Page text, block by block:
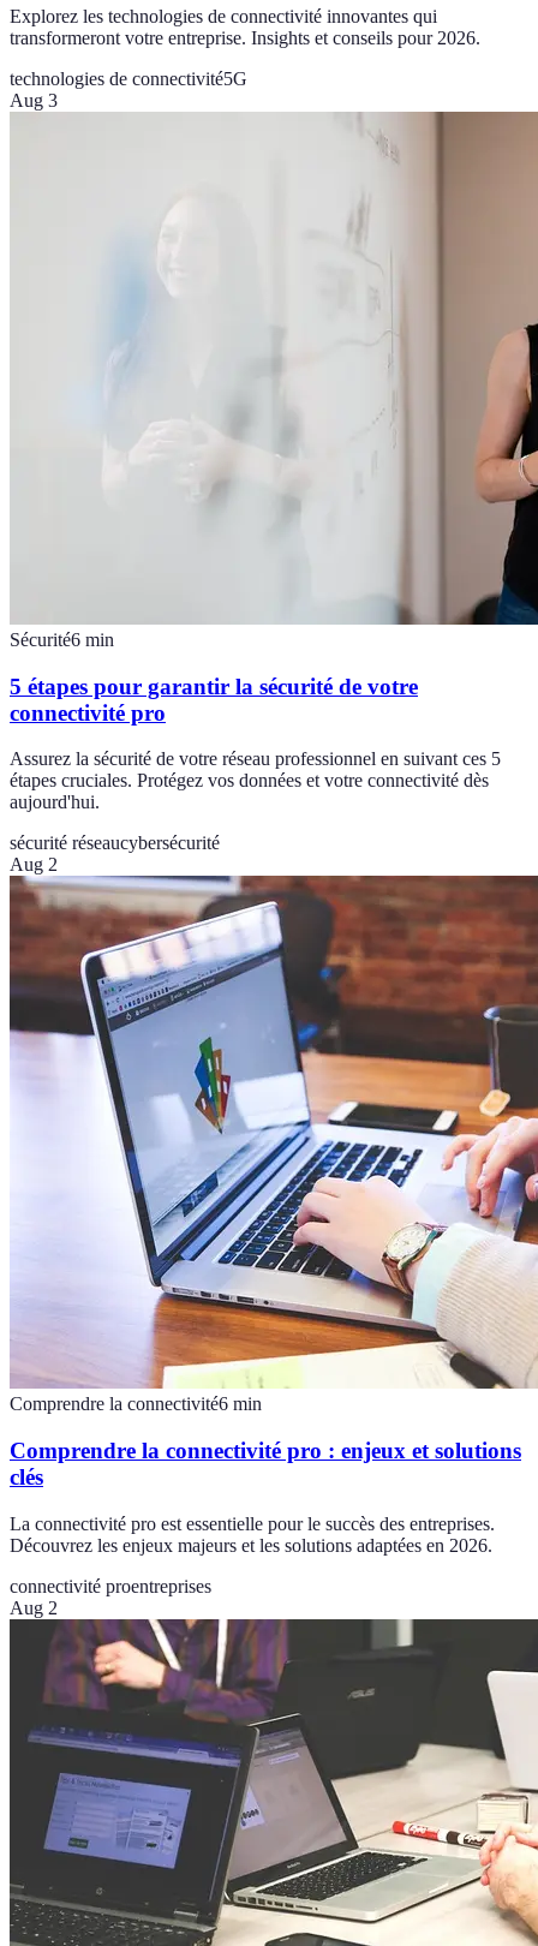
Explorez les technologies de connectivité innovantes qui
transformeront votre entreprise. Insights et conseils pour 2026.
technologies de connectivité5G
Aug 3
Sécurité6 min
5 étapes pour garantir la sécurité de votre
connectivité pro
Assurez la sécurité de votre réseau professionnel en suivant ces 5
étapes cruciales. Protégez vos données et votre connectivité dès
aujourd'hui.
sécurité réseaucybersécurité
Aug 2
Comprendre la connectivité6 min
Comprendre la connectivité pro : enjeux et solutions
clés
La connectivité pro est essentielle pour le succès des entreprises.
Découvrez les enjeux majeurs et les solutions adaptées en 2026.
connectivité proentreprises
Aug 2